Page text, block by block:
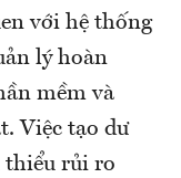
với hệ thống
lý hoàn
mềm và
Việc tạo dư
thiểu rủi ro